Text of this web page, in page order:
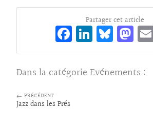
Partager cet article
Fa
ce
bo
o
Li
n
ke
dI
Bl
ue
sk
y
M
as
to
d
Dans la catégorie Evénements :
← PRÉCÉDENT
Jazz dans les Prés